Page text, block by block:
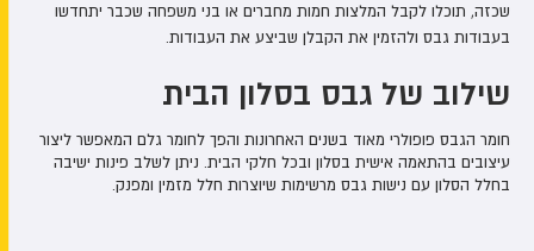
שכזה, תוכלו לקבל המלצות חמות מחברים או בני משפחה שכבר יתחדשו
בעבודות גבס ולהזמין את הקבלן שביצע את העבודות.
שילוב של גבס בסלון הבית
חומר הגבס פופולרי מאוד בשנים האחרונות והפך לחומר גלם המאפשר ליצור
עיצובים בהתאמה אישית בסלון ובכל חלקי הבית. ניתן לשלב פינות ישיבה
בחלל הסלון עם נישות גבס מרשימות שיוצרות חלל מזמין ומפנק.